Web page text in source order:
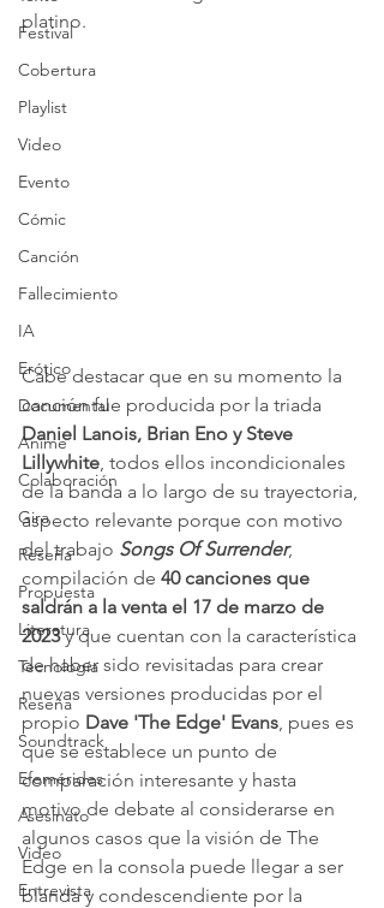
Festival
Cobertura
Playlist
Video
Evento
Cómic
Canción
Fallecimiento
IA
Erótico
Documental
Anime
Colaboración
Gira
Reseña
Propuesta
Literatura
Tecnología
Reseña
Soundtrack
Efemérides
Asesinato
Video
Entrevista
platino.
Cabe destacar que en su momento la
canción fue producida por la triada
Daniel Lanois, Brian Eno y Steve
Lillywhite, todos ellos incondicionales
de la banda a lo largo de su trayectoria,
aspecto relevante porque con motivo
del trabajo Songs Of Surrender,
compilación de 40 canciones que
saldrán a la venta el 17 de marzo de
2023 y que cuentan con la característica
de haber sido revisitadas para crear
nuevas versiones producidas por el
propio Dave 'The Edge' Evans, pues es
que se establece un punto de
comparación interesante y hasta
motivo de debate al considerarse en
algunos casos que la visión de The
Edge en la consola puede llegar a ser
blanda y condescendiente por la